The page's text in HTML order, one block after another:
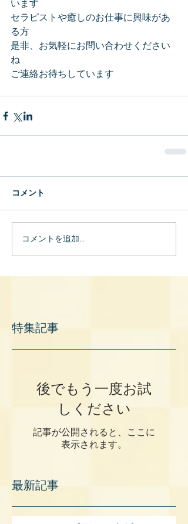
います
セラピストや癒しのお仕事に興味があ
る方
是非、お気軽にお問い合わせください
ね
ご連絡お待ちしています
コメント
コメントを追加…
特集記事
後でもう一度お試
しください
記事が公開されると、ここに
表示されます。
最新記事